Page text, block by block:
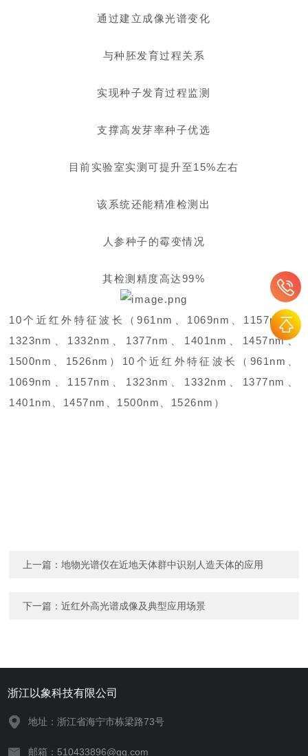
通过建立成像光谱变化
与种胚发育过程关系
实现种子发育过程监测
支撑高发芽率种子优选
目前实验室实测可提升至15%左右
该系统还能精准检测出
人参种子的霉变情况
其检测精度高达99%
10个近红外特征波长（961nm、1069nm、1157nm、
1323nm、1332nm、1377nm、1401nm、1457nm、
1500nm、1526nm） 10个近红外特征波长（961nm、
1069nm、1157nm、1323nm、1332nm、1377nm、
1401nm、1457nm、1500nm、1526nm）
上一篇：地物光谱仪在近地天体群中识别人造天体的应用
下一篇：近红外高光谱成像及典型应用场景
浙江以象科技有限公司
地址：浙江省海宁市栋梁路73号
邮箱：510433896@qq.com